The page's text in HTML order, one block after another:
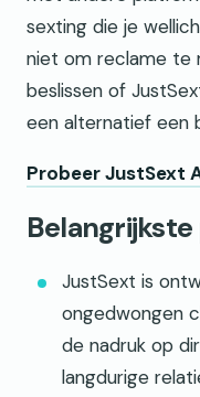
sexting die je
niet om reclame te
beslissen of
een alternatief een
Probeer JustSext
JustSext is
ongedwongen
de nadruk op
langdurige